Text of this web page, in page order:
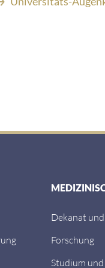
Dekanat
Forschung
Studium